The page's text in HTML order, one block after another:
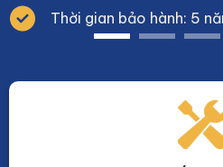
Thời gian bảo hành: 5